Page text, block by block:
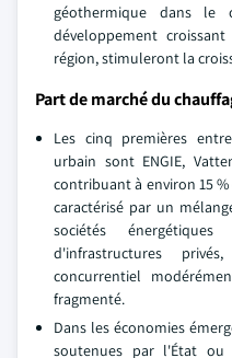
géothermique dans le
développement
région, stimuleront la
Part de marché du
Les cinq premières
urbain sont ENGIE,
contribuant à environ 15
caractérisé par un
sociétés
d'infrastructures
concurrentiel
fragmenté.
Dans les économies
soutenues par l'État ou